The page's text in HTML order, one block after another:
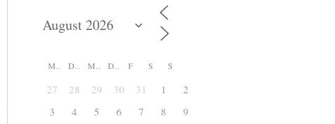
F S S
27 28 29 30 31 1
2
3
4 5 6 7 8
9